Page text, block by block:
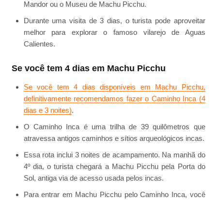
Mandor ou o Museu de Machu Picchu.
Durante uma visita de 3 dias, o turista pode aproveitar
melhor para explorar o famoso vilarejo de Aguas
Calientes.
Se você tem 4 dias em Machu Picchu
Se você tem 4 dias disponíveis em Machu Picchu,
definitivamente recomendamos fazer o Caminho Inca (4
dias e 3 noites).
O Caminho Inca é uma trilha de 39 quilômetros que
atravessa antigos caminhos e sítios arqueológicos incas.
Essa rota inclui 3 noites de acampamento. Na manhã do
4º dia, o turista chegará a Machu Picchu pela Porta do
Sol, antiga via de acesso usada pelos incas.
Para entrar em Machu Picchu pelo Caminho Inca, você